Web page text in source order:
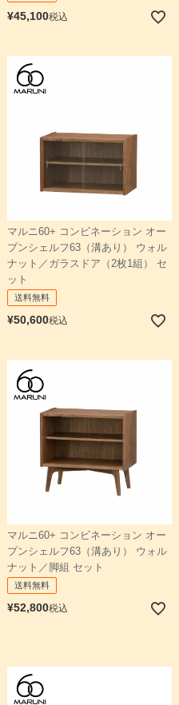
¥45,100税込
マルニ60+ コンビネーション オー
プンシェルフ63（溝あり） ウォル
ナット／ガラスドア（2枚1組） セ
ット
送料無料
¥50,600税込
マルニ60+ コンビネーション オー
プンシェルフ63（溝あり） ウォル
ナット／脚組 セット
送料無料
¥52,800税込